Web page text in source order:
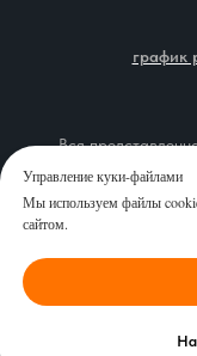
Управление куки-файлами
Мы используем файлы
сайтом.
график
Вся
описания товаров,
стоимости
публичной офертой,
Гражданского
оформлением
специалистов